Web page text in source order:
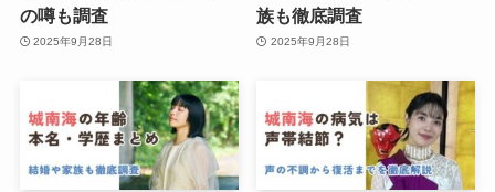
の噂も調査
2025年9月28日
族も徹底調査
2025年9月28日